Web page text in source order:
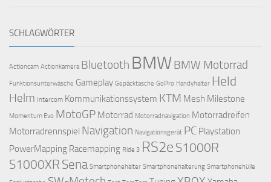
SCHLAGWÖRTER
Actioncam Actionkamera Bluetooth BMWBMW Motorrad
Funktionsunterwäsche Gameplay Gepäcktasche GoPro Handyhalter Held
Helm Intercom Kommunikationssystem KTM Mesh Milestone
Momentum Evo MotoGP Motorrad Motorradnavigation Motorradreifen
Motorradrennspiel Navigation Navigationsgerät PC Playstation
PowerMapping Racemapping Ride 3 RS2e S1000R
S1000XR Sena Smartphonehalter Smartphonehalterung Smartphonehülle